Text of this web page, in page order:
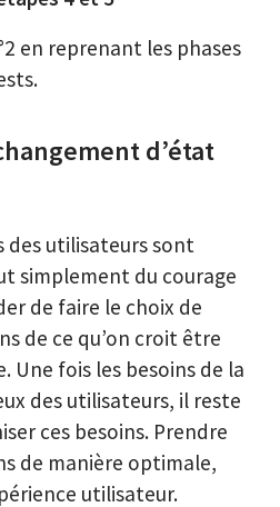
en reprenant les phases
d’état
des utilisateurs sont
simplement du courage
de faire le choix de
de ce qu’on croit être
Une fois les besoins de la
des utilisateurs, il reste
ces besoins. Prendre
de manière optimale,
utilisateur.